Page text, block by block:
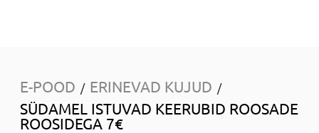
E-POOD / ERINEVAD KUJUD /
SÜDAMEL ISTUVAD KEERUBID ROOSADE
ROOSIDEGA 7€